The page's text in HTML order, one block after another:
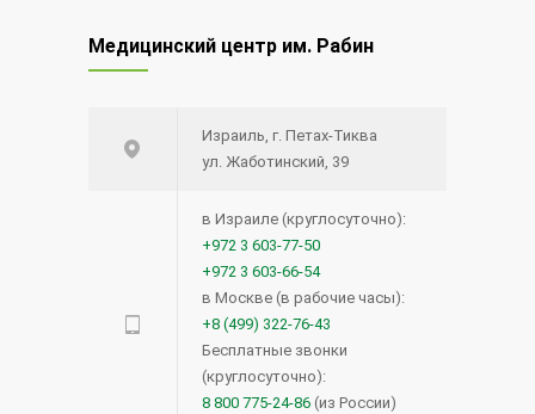
глаза
Синий лазер для удаления
Прием кроверазжижающих
препаратов возможен и перед
операцией — новое исследование
Медицинский центр им. Рабин
Израиль, г. Петах-Тиква
ул. Жаботинский, 39
в Израиле (круглосуточно):
+972 3 603-77-50
+972 3 603-66-54
в Москве (в рабочие часы):
+8 (499) 322-76-43
Бесплатные звонки
(круглосуточно):
8 800 775-24-86 (из России)